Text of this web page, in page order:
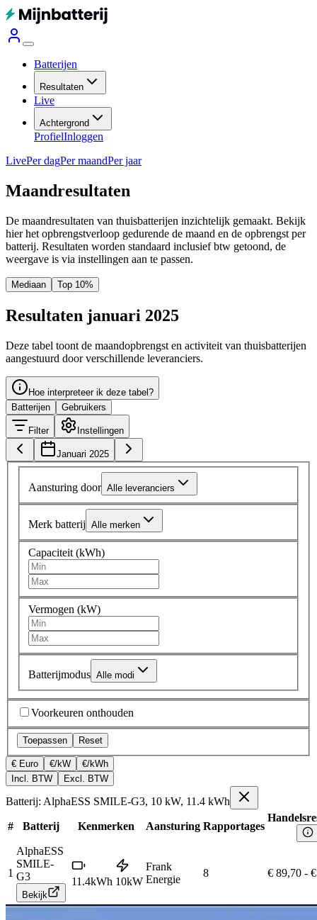
Batterijen
Resultaten
Live
Achtergrond
ProfielInloggen
LivePer dagPer maandPer jaar
Maandresultaten
De maandresultaten van thuisbatterijen inzichtelijk gemaakt. Bekijk
hier het opbrengstverloop gedurende de maand en de opbrengst per
batterij. Resultaten worden standaard inclusief btw getoond, de
weergave is via instellingen aan te passen.
Mediaan Top 10%
Resultaten januari 2025
Deze tabel toont de maandopbrengst en activiteit van thuisbatterijen
aangestuurd door verschillende leveranciers.
Hoe interpreteer ik deze tabel?
Batterijen
Gebruikers
Filter Instellingen
Januari 2025
Aansturing door Alle leveranciers
Merk batterij Alle merken
Capaciteit (kWh)
Vermogen (kW)
Batterijmodus Alle modi
Voorkeuren onthouden
Toepassen Reset
€ Euro €/kW
€/kWh
Incl. BTW
Excl. BTW
Batterij: AlphaESS SMILE-G3, 10 kW, 11.4 kWh
# Batterij Kenmerken Aansturing Rapportages
1
AlphaESS
SMILE-
G3
Bekijk
11.4kWh 10kW
Frank
Energie
8 € 89,70 -